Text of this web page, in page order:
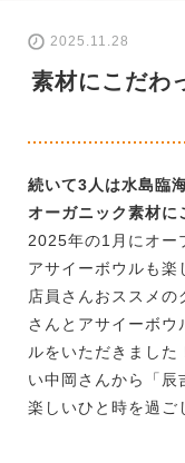
2025.11.28
素材にこだわ
続いて3人は水島臨
オーガニック素材に
2025年の1月にオー
アサイーボウルも楽
店員さんおススメの
さんとアサイーボウ
ルをいただきまし
い中岡さんから「辰
楽しいひと時を過ご